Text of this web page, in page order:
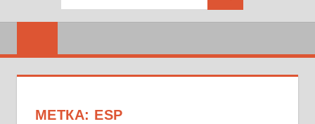
CHEATS
БЕСПЛАТНЫЕ
МЕТКА: ESP